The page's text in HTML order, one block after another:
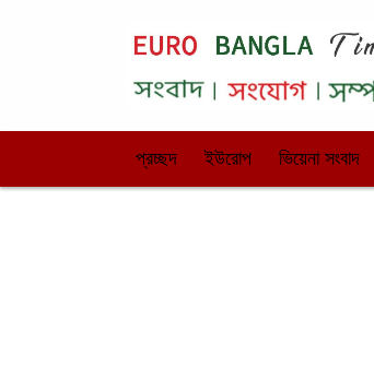
প্রচ্ছদ ইউরোপ ভিয়েনা সংবাদ